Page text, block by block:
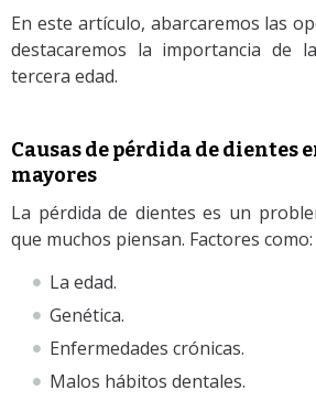
En este artículo, abarcaremos las
destacaremos la importancia de
tercera edad.
Causas de pérdida de dientes
mayores
La pérdida de dientes es un
que muchos piensan. Factores como:
La edad.
Genética.
Enfermedades crónicas.
Malos hábitos dentales.